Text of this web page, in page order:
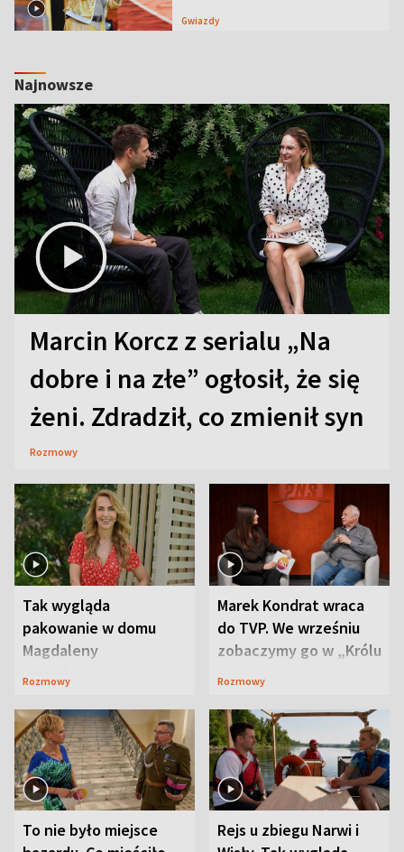
Gwiazdy
Najnowsze
Marcin Korcz z serialu „Na
dobre i na złe” ogłosił, że się
żeni. Zdradził, co zmienił syn
Rozmowy
Tak wygląda
pakowanie w domu
Magdaleny
Waligórskiej-Lisieckiej.
Rozmowy
Marek Kondrat wraca
do TVP. We wrześniu
zobaczymy go w „Królu
Maciusiu I”
Rozmowy
To nie było miejsce
Rejs u zbiegu Narwi i